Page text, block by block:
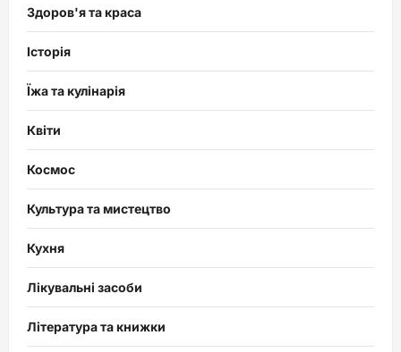
Здоров'я та краса
Історія
Їжа та кулінарія
Квіти
Космос
Культура та мистецтво
Кухня
Лікувальні засоби
Література та книжки